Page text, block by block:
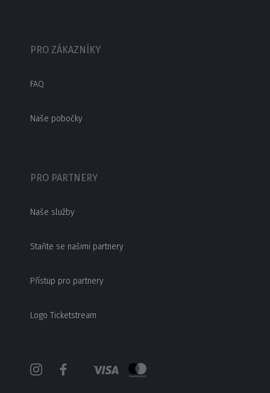
PRO ZÁKAZNÍKY
FAQ
Naše pobočky
PRO PARTNERY
Naše služby
Staňte se našimi partnery
Přístup pro partnery
Logo Ticketstream